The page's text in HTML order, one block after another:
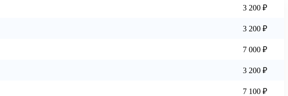
3 200 ₽
3 200 ₽
7 000 ₽
3 200 ₽
7 100 ₽